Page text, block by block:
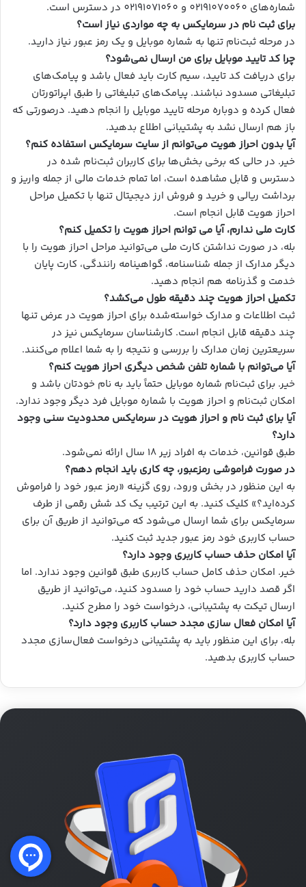
شماره‌های 02191070060 و 02191071060 در دسترس است.
برای ثبت نام در سرمایکس به چه مواردی نیاز است؟
در مرحله ثبت‌نام تنها به شماره موبایل و یک رمز عبور نیاز دارید.
چرا کد تایید موبایل برای من ارسال نمی‌شود؟
برای دریافت کد تایید، سیم کارت باید فعال باشد و پیامک‌های
تبلیغاتی مسدود نباشند. پیامک‌های تبلیغاتی را طبق اپراتورتان
فعال کرده و دوباره مرحله تایید موبایل را انجام دهید. درصورتی که
باز هم ارسال نشد به پشتیبانی اطلاع بدهید.
آیا بدون احراز هویت می‌توانم از سایت سرمایکس استفاده کنم؟
خیر. در حالی که برخی بخش‌ها برای کاربران ثبت‌نام شده در
دسترس و قابل مشاهده است، اما تمام خدمات مالی از جمله واریز و
برداشت ریالی و خرید و فروش ارز دیجیتال تنها با تکمیل مراحل
احراز هویت قابل انجام است.
کارت ملی ندارم، آیا می توانم احراز هویت را تکمیل کنم؟
بله، در صورت نداشتن کارت ملی می‌توانید مراحل احراز هویت را با
دیگر مدارک از جمله شناسنامه، گواهینامه رانندگی، کارت پایان
خدمت و گذرنامه هم انجام دهید.
تکمیل احراز هویت چند دقیقه طول می‌کشد؟
ثبت اطلاعات و مدارک خواسته‌شده برای احراز هویت در عرض تنها
چند دقیقه قابل انجام است. کارشناسان سرمایکس نیز در
سریعترین زمان مدارک را بررسی و نتیجه را به شما اعلام می‌کنند.
آیا می‌توانم با شماره تلفن شخص دیگری احراز هویت کنم؟
خیر. برای ثبت‌نام شماره موبایل حتماً باید به نام خودتان باشد و
امکان ثبت‌نام و احراز هویت با شماره موبایل فرد دیگر وجود ندارد.
آیا برای ثبت نام و احراز هویت در سرمایکس محدودیت سنی وجود
دارد؟
طبق قوانین، خدمات به افراد زیر ۱۸ سال ارائه نمی‌شود.
در صورت فراموشی رمزعبور، چه کاری باید انجام دهم؟
به این منظور در بخش ورود، روی گزینه «رمز عبور خود را فراموش
کرده‌اید؟» کلیک کنید. به این ترتیب یک کد شش رقمی از طرف
سرمایکس برای شما ارسال می‌شود که می‌توانید از طریق آن برای
حساب کاربری خود رمز عبور جدید ثبت کنید.
آیا امکان حذف حساب کاربری وجود دارد؟
خیر. امکان حذف کامل حساب کاربری طبق قوانین وجود ندارد. اما
اگر قصد دارید حساب خود را مسدود کنید، می‌توانید از طریق
ارسال تیکت به پشتیبانی، درخواست خود را مطرح کنید.
آیا امکان فعال سازی مجدد حساب کاربری وجود دارد؟
بله، برای این منظور باید به پشتیبانی درخواست فعال‌سازی مجدد
حساب کاربری بدهید.